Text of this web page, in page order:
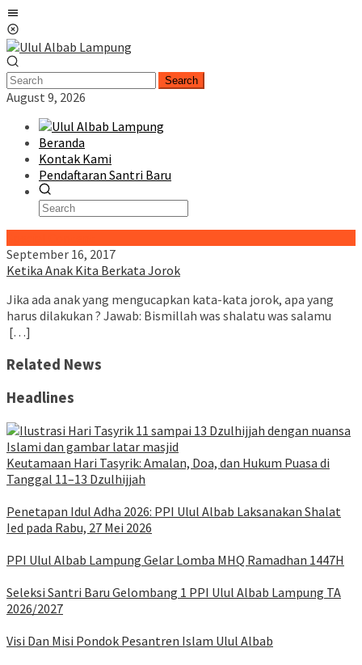
Skip
to
content
Search
August 9, 2026
Beranda
Kontak Kami
Pendaftaran Santri Baru
September 16, 2017
Ketika Anak Kita Berkata Jorok
Jika ada anak yang mengucapkan kata-kata jorok, apa yang
harus dilakukan ? Jawab: Bismillah was shalatu was salamu
[…]
Related News
Headlines
Keutamaan Hari Tasyrik: Amalan, Doa, dan Hukum Puasa di
Tanggal 11–13 Dzulhijjah
Penetapan Idul Adha 2026: PPI Ulul Albab Laksanakan Shalat
Ied pada Rabu, 27 Mei 2026
PPI Ulul Albab Lampung Gelar Lomba MHQ Ramadhan 1447H
Seleksi Santri Baru Gelombang 1 PPI Ulul Albab Lampung TA
2026/2027
Visi Dan Misi Pondok Pesantren Islam Ulul Albab